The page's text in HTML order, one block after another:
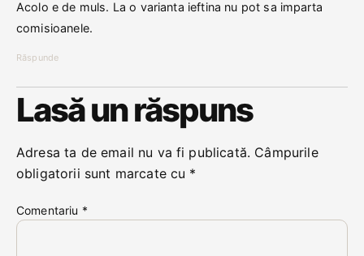
Acolo e de muls. La o varianta ieftina nu pot sa imparta
comisioanele.
Răspunde
Lasă un răspuns
Adresa ta de email nu va fi publicată. Câmpurile
obligatorii sunt marcate cu *
Comentariu *